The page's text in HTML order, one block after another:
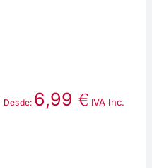
Desde: 6,99€ IVA Inc.